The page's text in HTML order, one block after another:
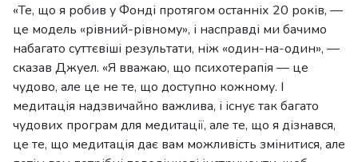
«Те, що я робив у Фонді протягом останніх 20 років, —
це модель «рівний-рівному», і насправді ми бачимо
набагато суттєвіші результати, ніж «один-на-один», —
сказав Джуел. «Я вважаю, що психотерапія — це
чудово, але це не те, що доступно кожному. І
медитація надзвичайно важлива, і існує так багато
чудових програм для медитації, але те, що я дізнався,
це те, що медитація дає вам можливість змінитися, але